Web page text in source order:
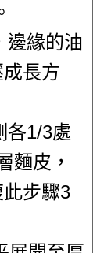
邊緣的油
長方
各1/3處
麵皮，
步驟3